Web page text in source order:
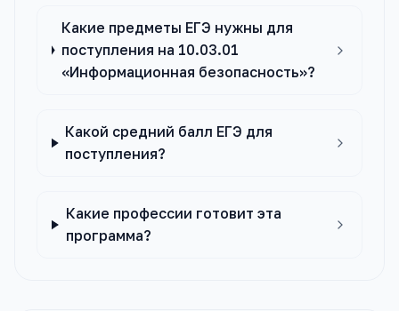
Какие предметы ЕГЭ нужны для
поступления на 10.03.01
«Информационная безопасность»?
Какой средний балл ЕГЭ для
поступления?
Какие профессии готовит эта
программа?